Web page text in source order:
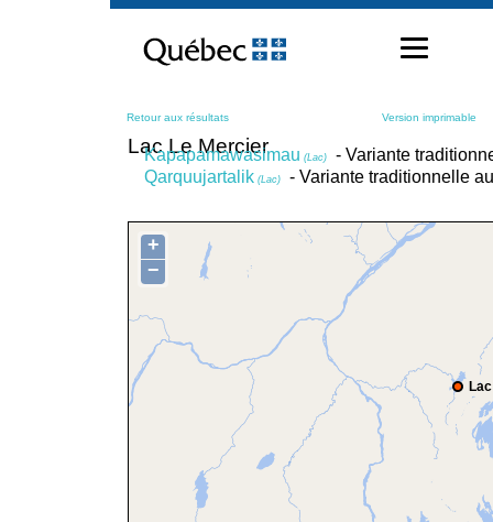
contenu
Retour aux résultats Version imprimable
Lac Le Mercier
Kapapamawasimau (Lac)
- Variante
Qarquujartalik (Lac) - Variante traditionnelle
+
−